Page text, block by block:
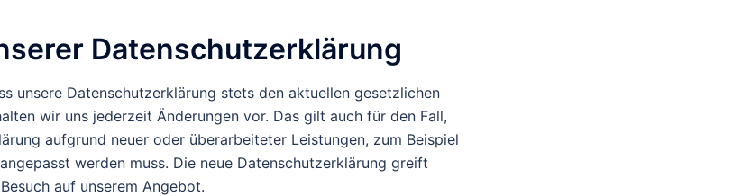
Datenschutzerklärung
unsere Datenschutzerklärung stets den aktuellen gesetzlichen
wir uns jederzeit Änderungen vor. Das gilt auch für den Fall,
aufgrund neuer oder überarbeiteter Leistungen, zum Beispiel
werden muss. Die neue Datenschutzerklärung greift
auf unserem Angebot.